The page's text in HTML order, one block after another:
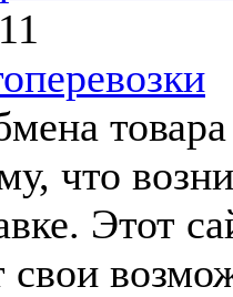
что
Этот
свои